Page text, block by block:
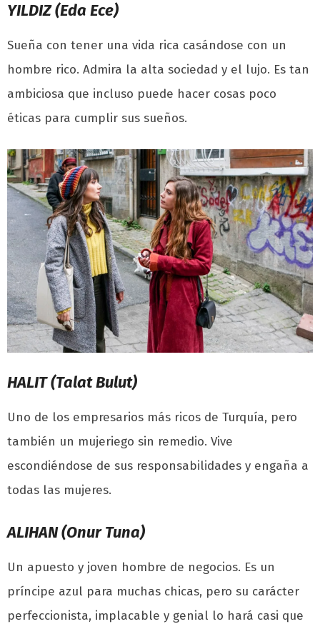
YILDIZ (Eda Ece)
Sueña con tener una vida rica casándose con un
hombre rico. Admira la alta sociedad y el lujo. Es tan
ambiciosa que incluso puede hacer cosas poco
éticas para cumplir sus sueños.
HALIT (Talat Bulut)
Uno de los empresarios más ricos de Turquía, pero
también un mujeriego sin remedio. Vive
escondiéndose de sus responsabilidades y engaña a
todas las mujeres.
ALIHAN (Onur Tuna)
Un apuesto y joven hombre de negocios. Es un
príncipe azul para muchas chicas, pero su carácter
perfeccionista, implacable y genial lo hará casi que